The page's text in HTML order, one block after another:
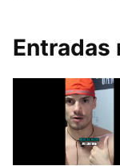
Entradas